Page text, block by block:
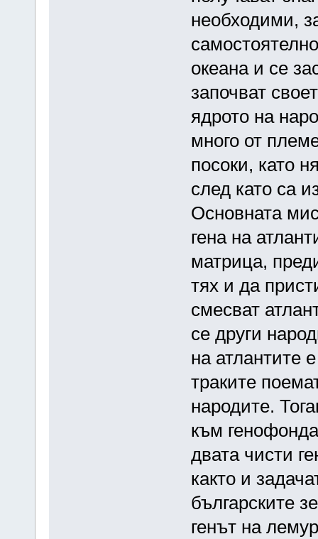
необходими,
океана и се
започват
ядрото на
много от
посоки, като
след като са
Основната
гена на
матрица,
тях и да
смесват
се други
на атлантите
траките
народите.
към
двата чисти
както и
българските
генът на